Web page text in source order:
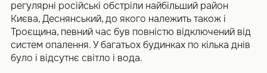
регулярні російські обстріли найбільший район
Києва, Деснянський, до якого належить також і
Троєщина, певний час був повністю відключений від
систем опалення. У багатьох будинках по кілька днів
було і відсутнє світло і вода.